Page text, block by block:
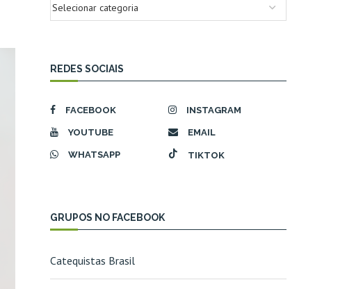
REDES SOCIAIS
FACEBOOK INSTAGRAM
YOUTUBE EMAIL
WHATSAPP TIKTOK
GRUPOS NO FACEBOOK
Catequistas Brasil